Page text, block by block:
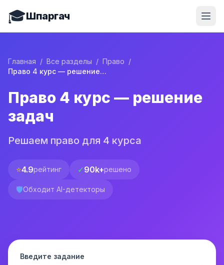
🎓Шпаргач
Главная / Все разделы / Право /
Право 4 курс — решение задач
Право 4 курс — решение
задач
Решаем право для 4 курса
⭐4.9рейтинг ✓90k+решено
🛡️Обходит AI-детекторы
Введите задание